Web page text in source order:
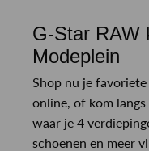
G-Star RAW
Modeplein
Shop nu je
online, of kom
waar je 4
schoenen en meer